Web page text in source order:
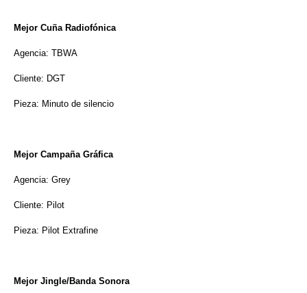
Mejor Cuña Radiofónica
Agencia: TBWA
Cliente: DGT
Pieza: Minuto de silencio
Mejor Campaña Gráfica
Agencia: Grey
Cliente: Pilot
Pieza: Pilot Extrafine
Mejor Jingle/Banda Sonora